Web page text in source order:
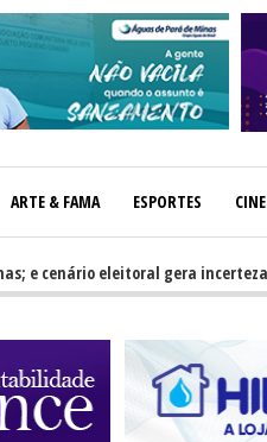
ARTE & FAMA ESPORTES
eleitoral gera incertezas -